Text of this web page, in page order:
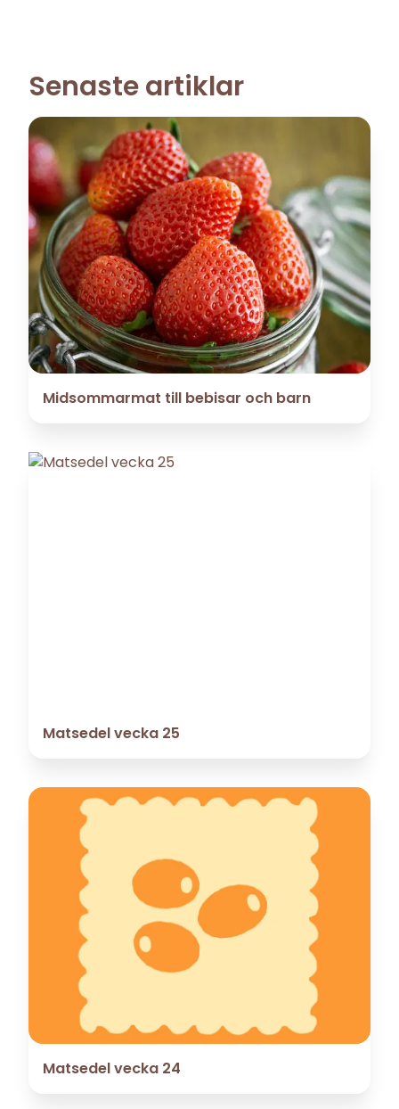
Senaste artiklar
Midsommarmat till bebisar och barn
Matsedel vecka 25
Matsedel vecka 24